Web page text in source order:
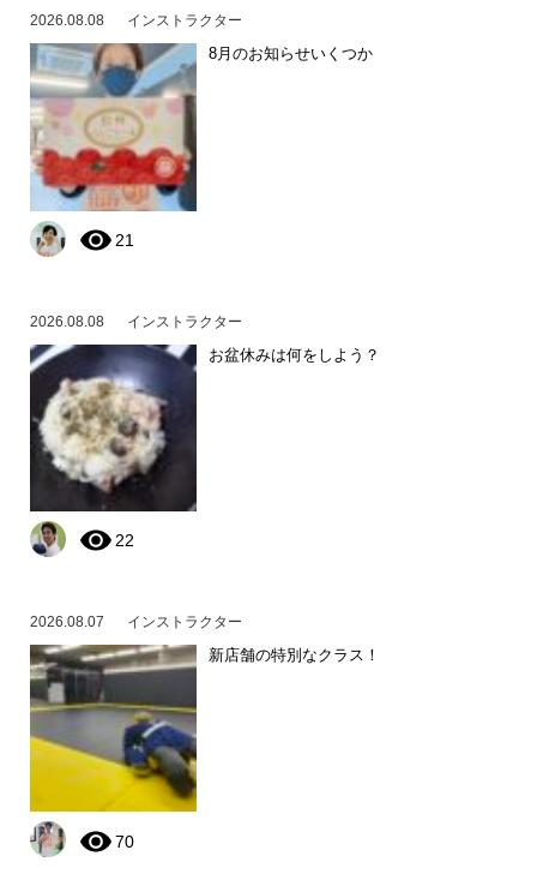
2026.08.08 インストラクター
8月のお知らせいくつか
21
2026.08.08 インストラクター
お盆休みは何をしよう？
22
2026.08.07 インストラクター
新店舗の特別なクラス！
70